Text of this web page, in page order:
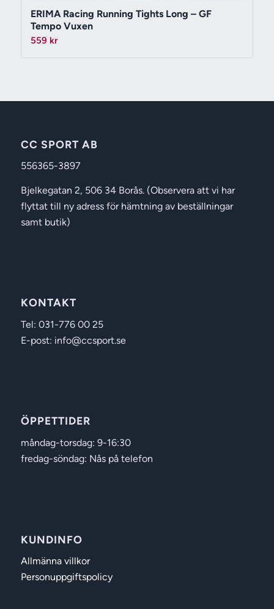
ERIMA Racing Running Tights Long – GF
Tempo Vuxen
559 kr
CC SPORT AB
556365-3897
Bjelkegatan 2, 506 34 Borås. (Observera att vi har
flyttat till ny adress för hämtning av beställningar
samt butik)
KONTAKT
Tel: 031-776 00 25
E-post: info@ccsport.se
ÖPPETTIDER
måndag-torsdag: 9-16:30
fredag-söndag: Nås på telefon
KUNDINFO
Allmänna villkor
Personuppgiftspolicy